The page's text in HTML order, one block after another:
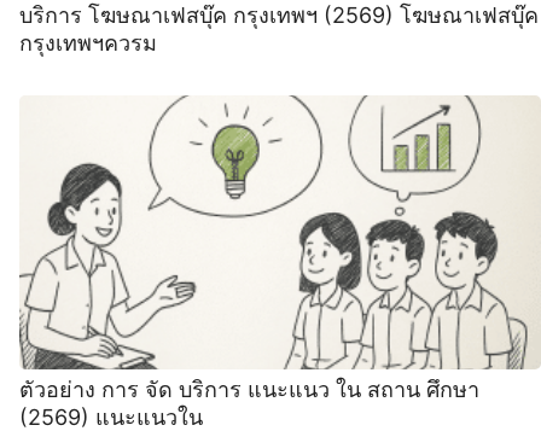
บริการ โฆษณาเฟสบุ๊ค กรุงเทพฯ (2569) โฆษณาเฟสบุ๊ค
กรุงเทพฯควรม
ตัวอย่าง การ จัด บริการ แนะแนว ใน สถาน ศึกษา
(2569) แนะแนวใน